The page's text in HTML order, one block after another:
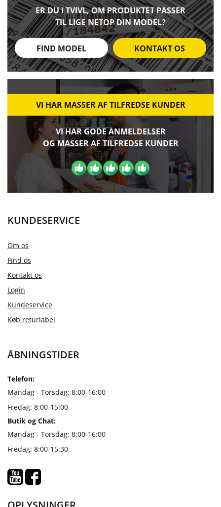
ER DU I TVIVL, OM PRODUKTET PASSER
TIL LIGE NETOP DIN MODEL?
FIND MODEL KONTAKT OS
VI HAR MASSER AF TILFREDSE KUNDER
VI HAR GODE ANMELDELSER
OG MASSER AF TILFREDSE KUNDER
KUNDESERVICE
Om os
Find os
Kontakt os
Login
Kundeservice
Køb returlabel
ÅBNINGSTIDER
Telefon:
Mandag - Torsdag: 8:00-16:00
Fredag: 8:00-15:00
Butik og Chat:
Mandag - Torsdag: 8:00-16:00
Fredag: 8:00-15:30